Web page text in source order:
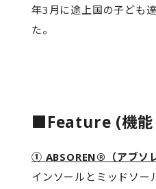
年3月に途上国の子ども
た。
■Feature (機
① ABSOREN®（アブソレ
インソールとミッドソー